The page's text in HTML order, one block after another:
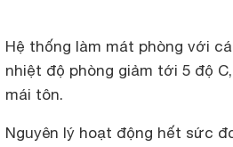
Hệ thống làm mát phòng với
nhiệt độ phòng giảm tới 5 độ
mái tôn.
Nguyên lý hoạt động hết sức